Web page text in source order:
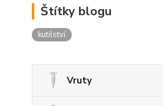
Štítky blogu
kutilství
Vruty